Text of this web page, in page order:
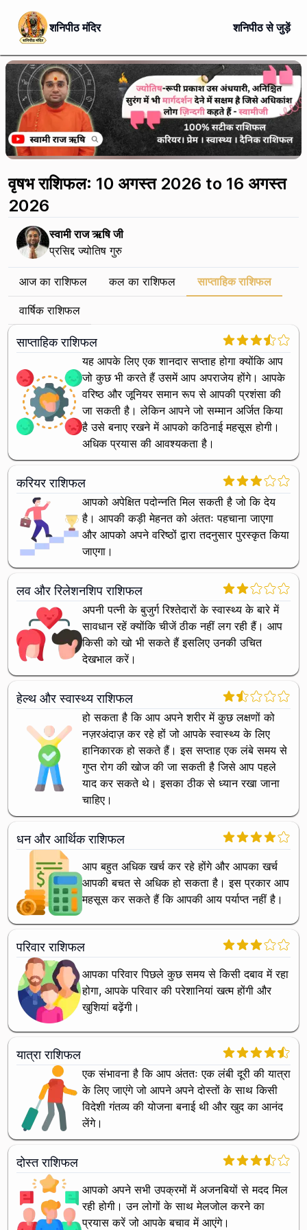
शनिपीठ मंदिर शनिपीठ से जुड़ें
वृषभ राशिफल: 10 अगस्त 2026 to 16 अगस्त
2026
स्वामी राज ऋषि जी
प्रसिद्द ज्योतिष गुरु
आज का राशिफल कल का राशिफल साप्ताहिक राशिफल
वार्षिक राशिफल
साप्ताहिक राशिफल
यह आपके लिए एक शानदार सप्ताह होगा क्योंकि आप
जो कुछ भी करते हैं उसमें आप अपराजेय होंगे। आपके
वरिष्ठ और जूनियर समान रूप से आपकी प्रशंसा की
जा सकती है। लेकिन आपने जो सम्मान अर्जित किया
है उसे बनाए रखने में आपको कठिनाई महसूस होगी।
अधिक प्रयास की आवश्यकता है।
करियर राशिफल
आपको अपेक्षित पदोन्नति मिल सकती है जो कि देय
है। आपकी कड़ी मेहनत को अंततः पहचाना जाएगा
और आपको अपने वरिष्ठों द्वारा तदनुसार पुरस्कृत किया
जाएगा।
लव और रिलेशनशिप राशिफल
अपनी पत्नी के बुजुर्ग रिश्तेदारों के स्वास्थ्य के बारे में
सावधान रहें क्योंकि चीजें ठीक नहीं लग रही हैं। आप
किसी को खो भी सकते हैं इसलिए उनकी उचित
देखभाल करें।
हेल्थ और स्वास्थ्य राशिफल
हो सकता है कि आप अपने शरीर में कुछ लक्षणों को
नज़रअंदाज़ कर रहे हों जो आपके स्वास्थ्य के लिए
हानिकारक हो सकते हैं। इस सप्ताह एक लंबे समय से
गुप्त रोग की खोज की जा सकती है जिसे आप पहले
याद कर सकते थे। इसका ठीक से ध्यान रखा जाना
चाहिए।
धन और आर्थिक राशिफल
आप बहुत अधिक खर्च कर रहे होंगे और आपका खर्च
आपकी बचत से अधिक हो सकता है। इस प्रकार आप
महसूस कर सकते हैं कि आपकी आय पर्याप्त नहीं है।
परिवार राशिफल
आपका परिवार पिछले कुछ समय से किसी दबाव में रहा
होगा, आपके परिवार की परेशानियां खत्म होंगी और
खुशियां बढ़ेंगी।
यात्रा राशिफल
एक संभावना है कि आप अंततः एक लंबी दूरी की यात्रा
के लिए जाएंगे जो आपने अपने दोस्तों के साथ किसी
विदेशी गंतव्य की योजना बनाई थी और खुद का आनंद
लेंगे।
दोस्त राशिफल
आपको अपने सभी उपक्रमों में अजनबियों से मदद मिल
रही होगी। उन लोगों के साथ मेलजोल करने का
प्रयास करें जो आपके बचाव में आएंगे।